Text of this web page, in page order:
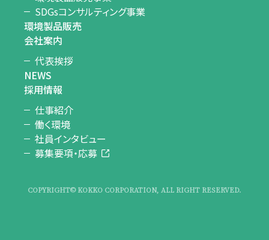
SDGsコンサルティング事業
環境製品販売
会社案内
代表挨拶
NEWS
採用情報
仕事紹介
働く環境
社員インタビュー
募集要項・応募
COPYRIGHT© KOKKO CORPORATION, ALL RIGHT RESERVED.